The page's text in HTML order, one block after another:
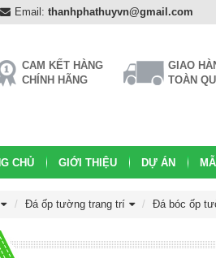
Email:thanhphathuyvn@gmail.com
CAM KẾT HÀNG
CHÍNH HÃNG
GIAO
TOÀN
CHỦ GIỚI THIỆU DỰ ÁN
Đá ốp tường trang trí Đá bóc ốp